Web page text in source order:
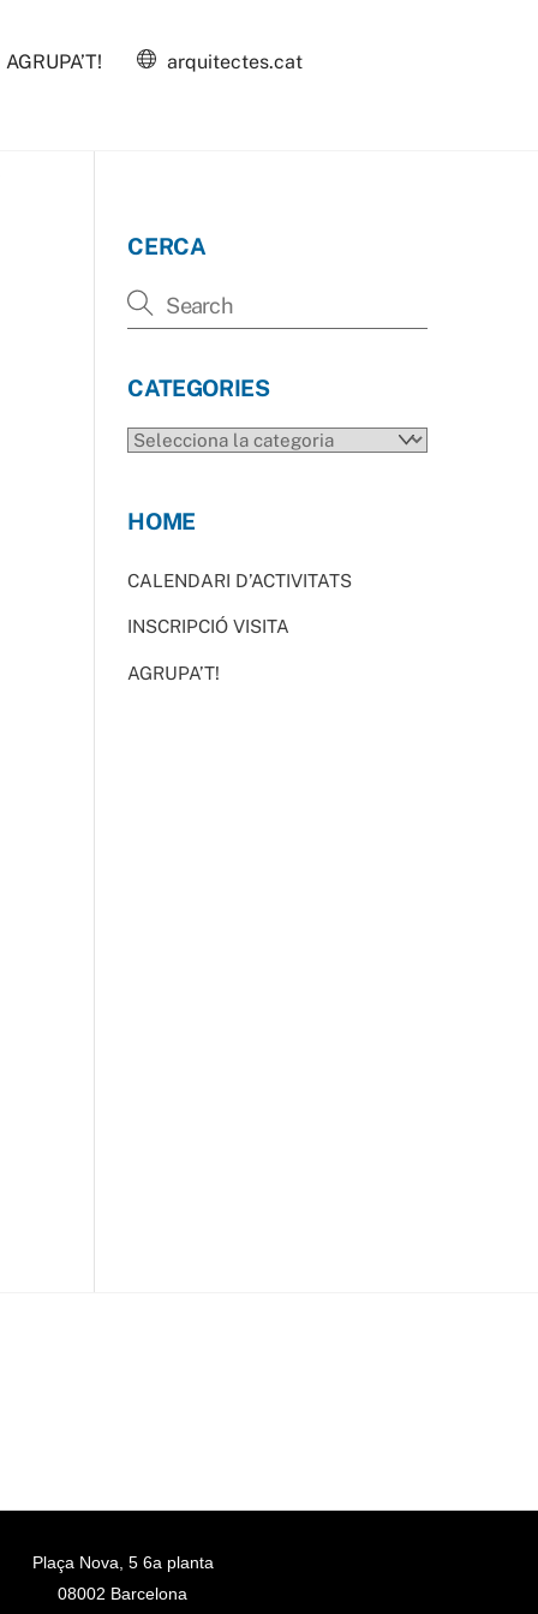
AGRUPA’T! arquitectes.cat
CERCA
CATEGORIES
CATEGORIES
HOME
CALENDARI D’ACTIVITATS
INSCRIPCIÓ VISITA
AGRUPA’T!
Plaça Nova, 5 6a planta
08002 Barcelona